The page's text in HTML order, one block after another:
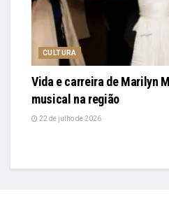
CULTURA
Vida e carreira de Marilyn
musical na região
22 de julho de 2026